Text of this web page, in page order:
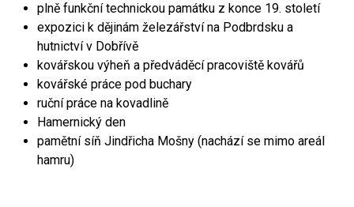
plně funkční technickou památku z konce 19. století
expozici k dějinám železářství na Podbrdsku a
hutnictví v Dobřívě
kovářskou výheň a předváděcí pracoviště kovářů
kovářské práce pod buchary
ruční práce na kovadlině
Hamernický den
pamětní síň Jindřicha Mošny (nachází se mimo areál
hamru)